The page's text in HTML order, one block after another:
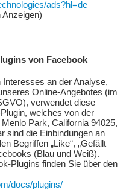
ads?hl=de
von Facebook
an der Analyse,
Online-Angebotes (im
verwendet diese
welches von der
Park, California 94025,
sind die Einbindungen an
Begriffen „Like“, „Gefällt
(Blau und Weiß).
Plugins finden Sie über den
docs/plugins/